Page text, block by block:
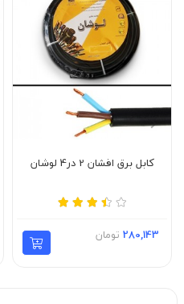
کابل برق افشان 2 در4 لوشان
280,143 تومان